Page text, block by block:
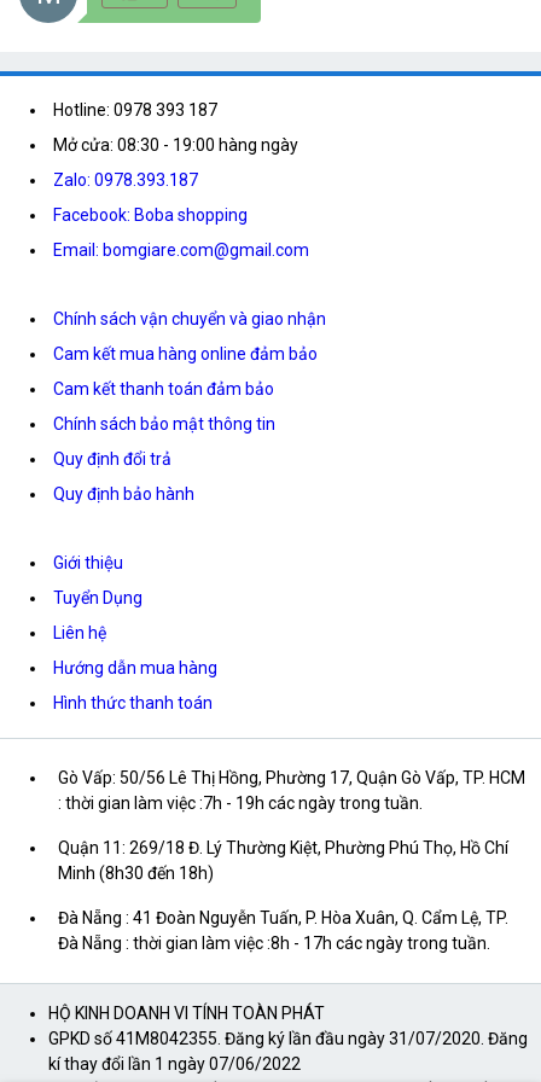
Hotline: 0978 393 187
Mở cửa: 08:30 - 19:00 hàng ngày
Zalo: 0978.393.187
Facebook: Boba shopping
Email: bomgiare.com@gmail.com
Chính sách vận chuyển và giao nhận
Cam kết mua hàng online đảm bảo
Cam kết thanh toán đảm bảo
Chính sách bảo mật thông tin
Quy định đổi trả
Quy định bảo hành
Giới thiệu
Tuyển Dụng
Liên hệ
Hướng dẫn mua hàng
Hình thức thanh toán
Gò Vấp: 50/56 Lê Thị Hồng, Phường 17, Quận Gò Vấp, TP. HCM
: thời gian làm việc :7h - 19h các ngày trong tuần.
Quận 11: 269/18 Đ. Lý Thường Kiệt, Phường Phú Thọ, Hồ Chí
Minh (8h30 đến 18h)
Đà Nẵng : 41 Đoàn Nguyễn Tuấn, P. Hòa Xuân, Q. Cẩm Lệ, TP.
Đà Nẵng : thời gian làm việc :8h - 17h các ngày trong tuần.
HỘ KINH DOANH VI TÍNH TOÀN PHÁT
GPKD số 41M8042355. Đăng ký lần đầu ngày 31/07/2020. Đăng
kí thay đổi lần 1 ngày 07/06/2022